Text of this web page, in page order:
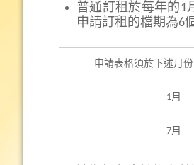
普通訂租於每年的1
申請訂租的檔期為6
申請表格須於下述月
1月
7月